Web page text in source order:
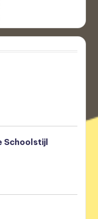
Schoolstijl